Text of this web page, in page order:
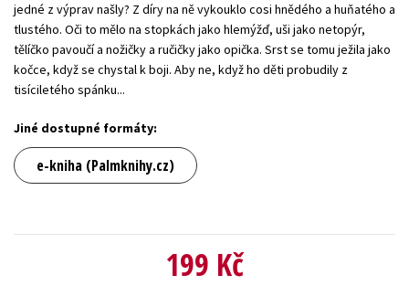
jedné z výprav našly? Z díry na ně vykouklo cosi hnědého a huňatého a
tlustého. Oči to mělo na stopkách jako hlemýžď, uši jako netopýr,
tělíčko pavoučí a nožičky a ručičky jako opička. Srst se tomu ježila jako
kočce, když se chystal k boji. Aby ne, když ho děti probudily z
tisíciletého spánku...
Jiné dostupné formáty:
e-kniha (Palmknihy.cz)
199 Kč